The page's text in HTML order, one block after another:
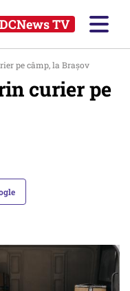
DCNews TV
pe câmp, la Braşov
curier pe